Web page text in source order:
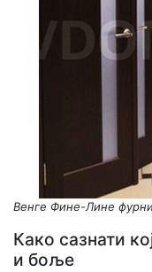
Венге Фине-Лине
Како сазнати
и боље